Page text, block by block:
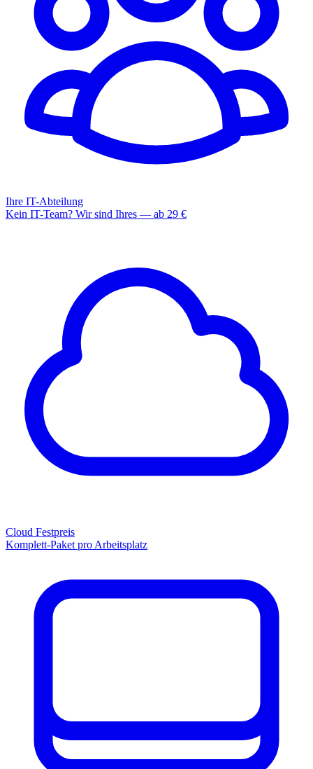
Ihre IT-Abteilung
Kein IT-Team? Wir sind Ihres — ab 29 €
Cloud Festpreis
Komplett-Paket pro Arbeitsplatz